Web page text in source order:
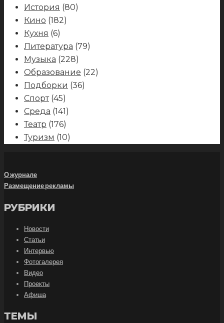
История (80)
Кино (182)
Кухня (6)
Литература (79)
Музыка (228)
Образование (22)
Подборки (36)
Спорт(45)
Среда (141)
Театр (176)
Туризм (10)
О журнале
Размещение рекламы
РУБРИКИ
Новости
Статьи
Интервью
Фотогалерея
Видео
Проекты
Афиша
ТЕМЫ